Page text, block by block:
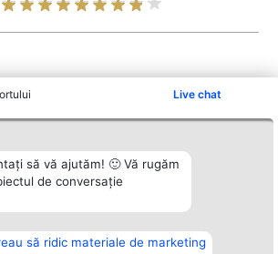
Live chat
să vă ajutăm! 🙂 Vă rugăm
de conversație
să ridic materiale de marketing
zonă
Plebiscyt
Lista Tuturor
Laureaților
Reguli